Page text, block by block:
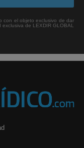
con el objeto exclusivo de dar
de LEXDIR GLOBAL